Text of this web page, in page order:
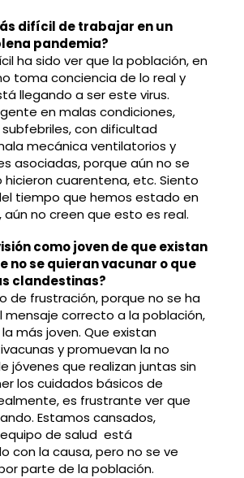
difícil de trabajar en un
pandemia?
ha sido ver que la población, en
toma conciencia de lo real y
llegando a ser este virus.
en malas condiciones,
con dificultad
mecánica ventilatorios y
asociadas, porque aún no se
hicieron cuarentena, etc. Siento
tiempo que hemos estado en
no creen que esto es real.
como joven de que existan
no se quieran vacunar o que
clandestinas?
de frustración, porque no se ha
mensaje correcto a la población,
más joven. Que existan
y promuevan la no
jóvenes que realizan juntas sin
los cuidados básicos de
es frustrante ver que
Estamos cansados,
de salud está
con la causa, pero no se ve
parte de la población.